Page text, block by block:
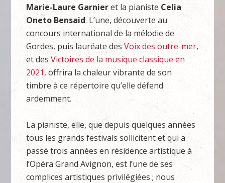
Marie-Laure Garnieret la pianiste Celia
Oneto Bensaid. L’une, découverte au
concours international de la mélodie de
Gordes, puis lauréate desVoix des outre-mer,
et desVictoires de la musique classique en
2021, offrira la chaleur vibrante de son
timbre à ce répertoire qu’elle défend
ardemment.
La pianiste, elle, que depuis quelques années
tous les grands festivals sollicitent et qui a
passé trois années en résidence artistique à
l’Opéra Grand Avignon, est l’une de ses
complices artistiques privilégiées ; nous